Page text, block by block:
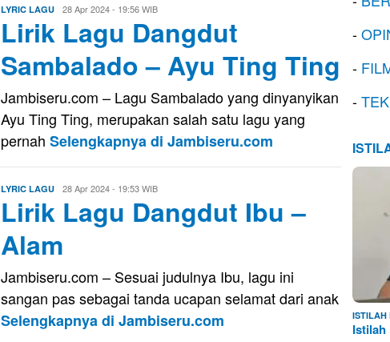
LYRIC LAGU Aris
28 Apr 2024 - 19:56 WIB
Lirik Lagu Dangdut
Sambalado – Ayu Ting Ting
Jambiseru.com – Lagu Sambalado yang dinyanyikan
Ayu Ting Ting, merupakan salah satu lagu yang
pernah Selengkapnya di Jambiseru.com
LYRIC LAGU Aris
28 Apr 2024 - 19:53 WIB
Lirik Lagu Dangdut Ibu –
Alam
Jambiseru.com – Sesuai judulnya Ibu, lagu ini
sangan pas sebagai tanda ucapan selamat dari anak
Selengkapnya di Jambiseru.com
-
-
-
ISTILAH
Istilah